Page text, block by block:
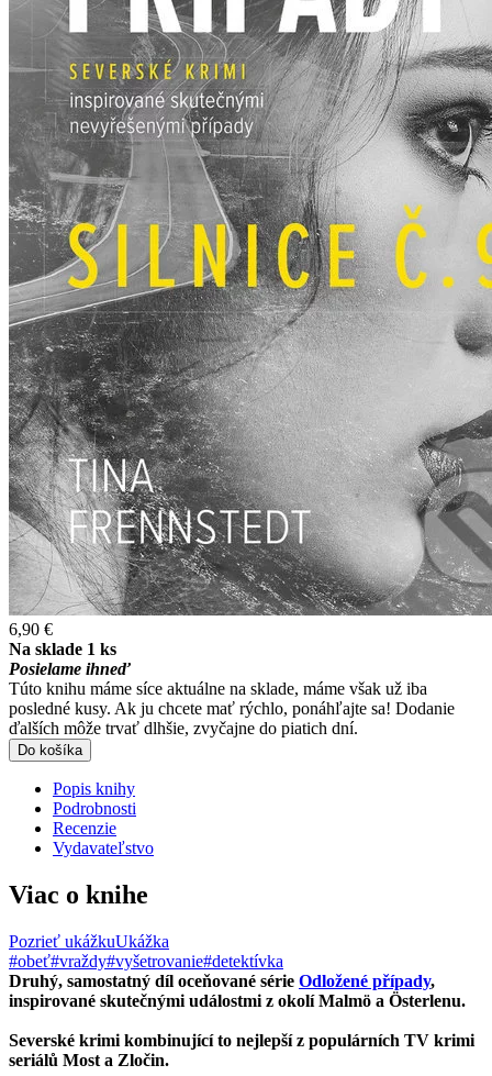
6,90 €
Na sklade 1 ks
Posielame ihneď
Túto knihu máme síce aktuálne na sklade, máme však už iba
posledné kusy. Ak ju chcete mať rýchlo, ponáhľajte sa! Dodanie
ďalších môže trvať dlhšie, zvyčajne do piatich dní.
Do košíka
Popis knihy
Podrobnosti
Recenzie
Vydavateľstvo
Viac o knihe
Pozrieť ukážkuUkážka
#obeť#vraždy#vyšetrovanie#detektívka
Druhý, samostatný díl oceňované série Odložené případy,
inspirované skutečnými událostmi z okolí Malmö a Österlenu.
Severské krimi kombinující to nejlepší z populárních TV krimi
seriálů Most a Zločin.